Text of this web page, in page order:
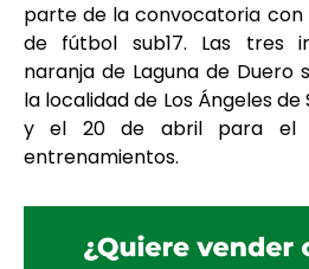
parte de la convocatoria con
de fútbol sub17. Las tres
naranja de Laguna de Duero
la localidad de Los Ángeles de
y el 20 de abril para el
entrenamientos.